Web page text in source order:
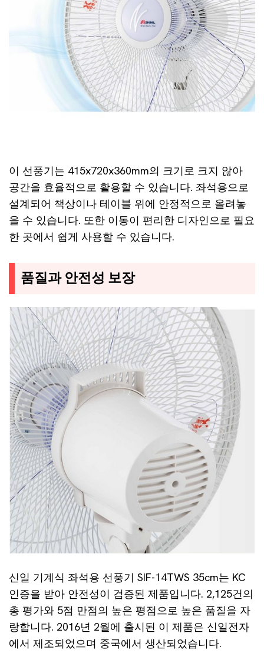
이 선풍기는 415x720x360mm의 크기로 크지 않아
공간을 효율적으로 활용할 수 있습니다. 좌석용으로
설계되어 책상이나 테이블 위에 안정적으로 올려놓
을 수 있습니다. 또한 이동이 편리한 디자인으로 필요
한 곳에서 쉽게 사용할 수 있습니다.
품질과 안전성 보장
신일 기계식 좌석용 선풍기 SIF-14TWS 35cm는 KC
인증을 받아 안전성이 검증된 제품입니다. 2,125건의
총 평가와 5점 만점의 높은 평점으로 높은 품질을 자
랑합니다. 2016년 2월에 출시된 이 제품은 신일전자
에서 제조되었으며 중국에서 생산되었습니다.